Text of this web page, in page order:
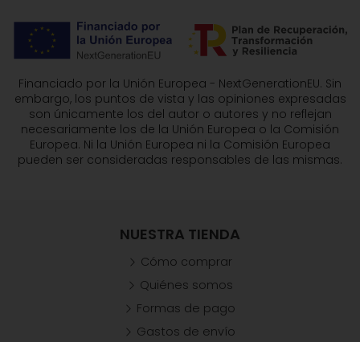
Financiado por la Unión Europea - NextGenerationEU. Sin
embargo, los puntos de vista y las opiniones expresadas
son únicamente los del autor o autores y no reflejan
necesariamente los de la Unión Europea o la Comisión
Europea. Ni la Unión Europea ni la Comisión Europea
pueden ser consideradas responsables de las mismas.
NUESTRA TIENDA
Cómo comprar
Quiénes somos
Formas de pago
Gastos de envío